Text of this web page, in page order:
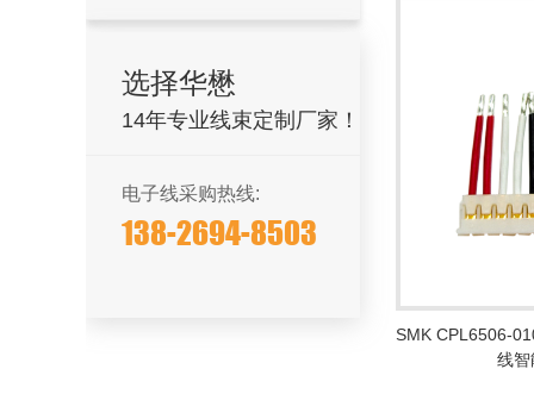
选择华懋
14年专业线束定制厂家！
电子线采购热线:
138-2694-8503
SMK CPL6506-
线智